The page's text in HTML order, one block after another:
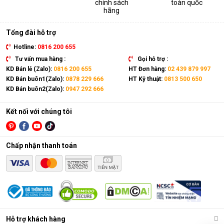
thiết bị. Sản phẩm có kích thước gọn nhẹ, kết hợp cùng bánh
xe và tay cầm nên có thể dễ dàng di chuyển tới mọi vị trí trong
Điều hòa di động là gì?
Các chức năng chính của máy bao gồm: Làm lạnh, quạt gió,
chính sách
hãng
toàn quốc
Tổng đài hỗ trợ
Hotline: 0816 200 655
Tư vấn mua hàng :
KD Bán lẻ (Zalo): 0816 200 655
KD Bán buôn1(Zalo): 0878 229 666
KD Bán buôn2(Zalo): 0947 292 666
Gọi hỗ trợ :
HT Đơn hàng: 02 439 879 997
HT Kỹ thuật: 0813 500 650
Hỗ trợ khách hàng
Kết nối với chúng tôi
Chấp nhận thanh toán